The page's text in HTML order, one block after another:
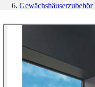
Gewächshäuserzubehör